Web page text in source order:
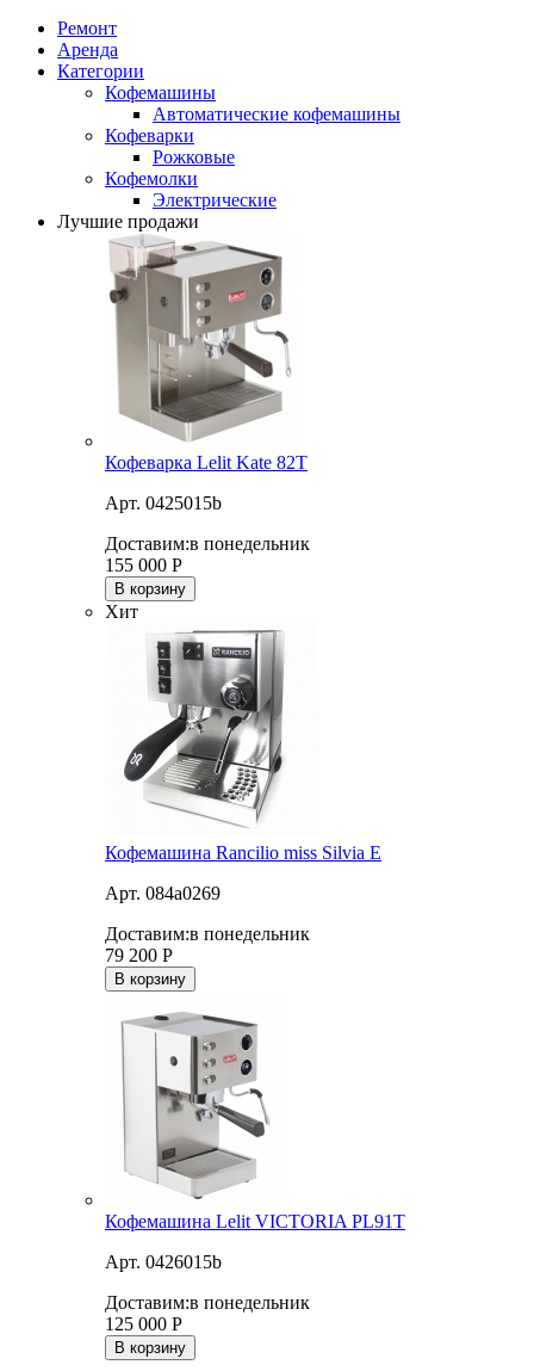
Ремонт
Аренда
Категории
Кофемашины
Автоматические кофемашины
Кофеварки
Рожковые
Кофемолки
Электрические
Лучшие продажи
Кофеварка Lelit Kate 82T
Арт. 0425015b
Доставим:в понедельник
155 000 Р
В корзину
Хит
Кофемашина Rancilio miss Silvia E
Арт. 084a0269
Доставим:в понедельник
79 200 Р
В корзину
Кофемашина Lelit VICTORIA PL91T
Арт. 0426015b
Доставим:в понедельник
125 000 Р
В корзину